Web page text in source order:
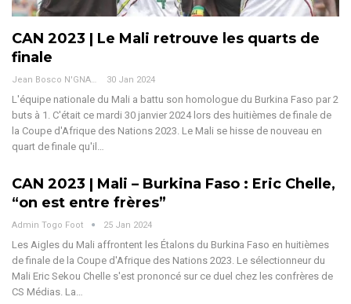
CAN 2023 | Le Mali retrouve les quarts de
finale
Jean Bosco N'GNAMA 30 Jan 2024
L'équipe nationale du Mali a battu son homologue du Burkina Faso par 2
buts à 1. C'était ce mardi 30 janvier 2024 lors des huitièmes de finale de
la Coupe d'Afrique des Nations 2023. Le Mali se hisse de nouveau en
quart de finale qu'il…
CAN 2023 | Mali – Burkina Faso : Eric Chelle,
“on est entre frères”
Admin Togo Foot 25 Jan 2024
Les Aigles du Mali affrontent les Étalons du Burkina Faso en huitièmes
de finale de la Coupe d'Afrique des Nations 2023. Le sélectionneur du
Mali Eric Sekou Chelle s'est prononcé sur ce duel chez les confrères de
CS Médias. La…